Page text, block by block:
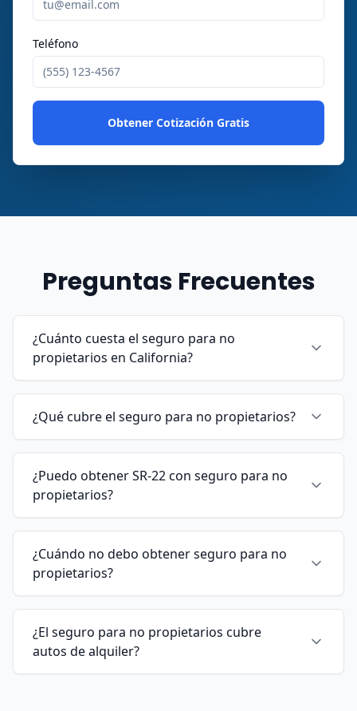
Teléfono
Obtener Cotización Gratis
Preguntas Frecuentes
¿Cuánto cuesta el seguro para no
propietarios en California?
¿Qué cubre el seguro para no propietarios?
¿Puedo obtener SR-22 con seguro para no
propietarios?
¿Cuándo no debo obtener seguro para no
propietarios?
¿El seguro para no propietarios cubre
autos de alquiler?